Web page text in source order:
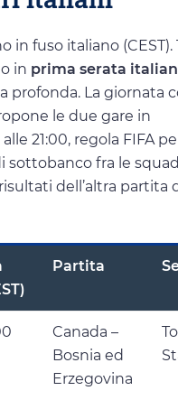
in fuso italiano
in prima serata
profonda. La giornata
le due gare in
21:00, regola FIFA
sottobanco fra le
dell’altra partita
Partita
Canada –
Bosnia ed
Erzegovina